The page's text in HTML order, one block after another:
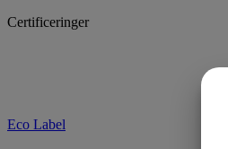
Certificeringer
Eco Label